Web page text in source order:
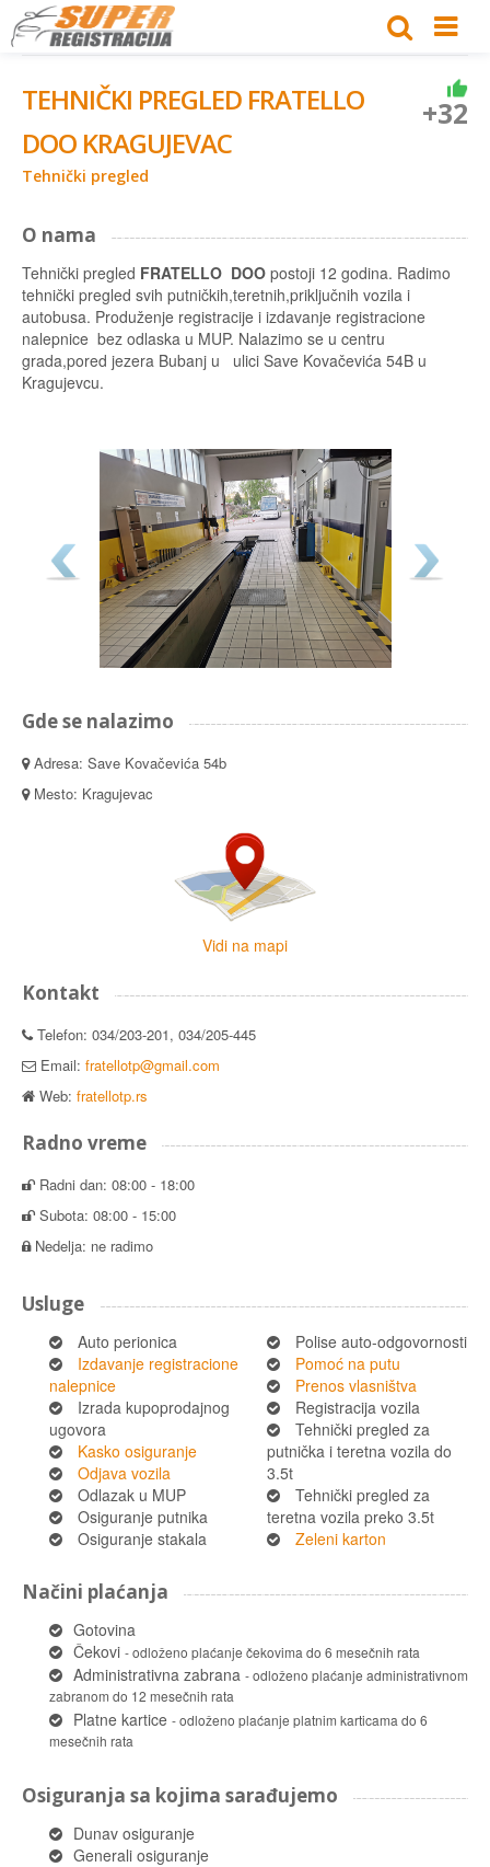
TEHNIČKI PREGLED FRATELLO
DOO KRAGUJEVAC
Tehnički pregled
+32
O nama
Tehnički pregled FRATELLO DOO postoji 12 godina. Radimo
tehnički pregled svih putničkih,teretnih,priključnih vozila i
autobusa. Produženje registracije i izdavanje registracione
nalepnice bez odlaska u MUP. Nalazimo se u centru
grada,pored jezera Bubanj u ulici Save Kovačevića 54B u
Kragujevcu.
Gde se nalazimo
Adresa: Save Kovačevića 54b
Mesto: Kragujevac
Vidi na mapi
Kontakt
Telefon: 034/203-201, 034/205-445
Email: fratellotp@gmail.com
Web: fratellotp.rs
Radno vreme
Radni dan: 08:00 - 18:00
Subota: 08:00 - 15:00
Nedelja: ne radimo
Usluge
Auto perionica
Izdavanje registracione
nalepnice
Izrada kupoprodajnog
ugovora
Kasko osiguranje
Odjava vozila
Odlazak u MUP
Osiguranje putnika
Osiguranje stakala
Polise auto-odgovornosti
Pomoć na putu
Prenos vlasništva
Registracija vozila
Tehnički pregled za
putnička i teretna vozila do
3.5t
Tehnički pregled za
teretna vozila preko 3.5t
Zeleni karton
Načini plaćanja
Gotovina
Čekovi - odloženo plaćanje čekovima do 6 mesečnih rata
Administrativna zabrana - odloženo plaćanje administrativnom
zabranom do 12 mesečnih rata
Platne kartice - odloženo plaćanje platnim karticama do 6
mesečnih rata
Osiguranja sa kojima sarađujemo
Dunav osiguranje
Generali osiguranje